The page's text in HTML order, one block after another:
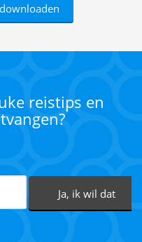
reistips en